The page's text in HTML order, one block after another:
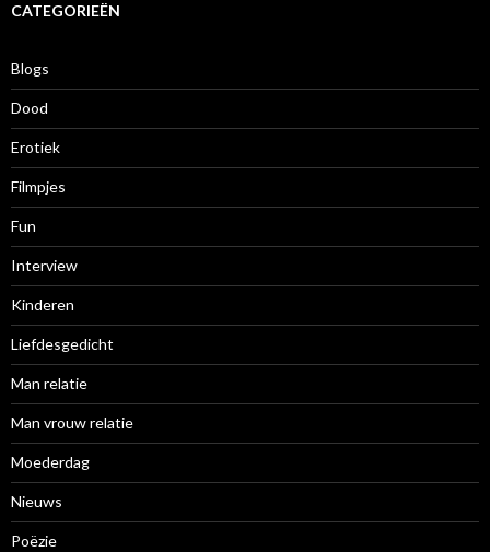
iCATEGORIEËN
Blogs
Dood
Erotiek
Filmpjes
Fun
Interview
Kinderen
Liefdesgedicht
Man relatie
Man vrouw relatie
Moederdag
Nieuws
Poëzie